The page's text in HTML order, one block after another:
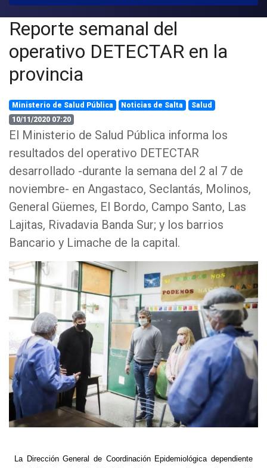
Reporte semanal del
operativo DETECTAR en la
provincia
Ministerio de Salud Pública Noticias de Salta
Salud
10/11/2020 07:20
El Ministerio de Salud Pública informa los
resultados del operativo DETECTAR
desarrollado -durante la semana del 2 al 7 de
noviembre- en Angastaco, Seclantás, Molinos,
General Güemes, El Bordo, Campo Santo, Las
Lajitas, Rivadavia Banda Sur; y los barrios
Bancario y Limache de la capital.
La Dirección General de Coordinación Epidemiológica dependiente